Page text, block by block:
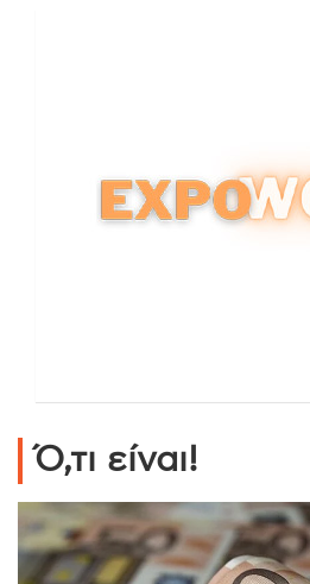
Ό,τι είναι!